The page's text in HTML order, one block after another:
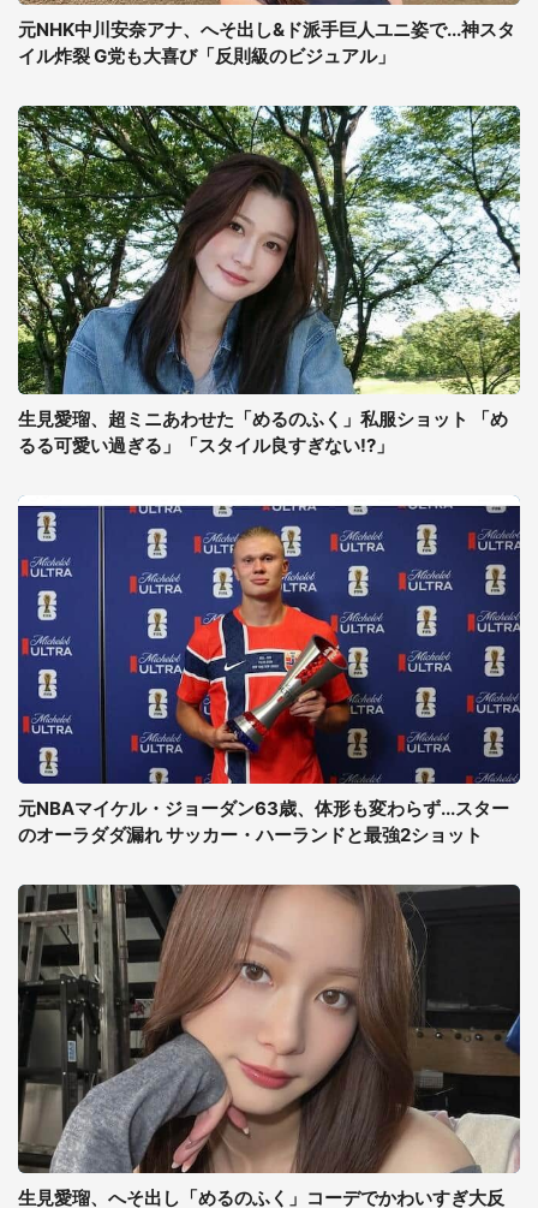
元NHK中川安奈アナ、へそ出し&ド派手巨人ユニ姿で...神スタ
イル炸裂 G党も大喜び「反則級のビジュアル」
生見愛瑠、超ミニあわせた「めるのふく」私服ショット 「め
るる可愛い過ぎる」「スタイル良すぎない!?」
元NBAマイケル・ジョーダン63歳、体形も変わらず...スター
のオーラダダ漏れ サッカー・ハーランドと最強2ショット
生見愛瑠、へそ出し「めるのふく」コーデでかわいすぎ大反